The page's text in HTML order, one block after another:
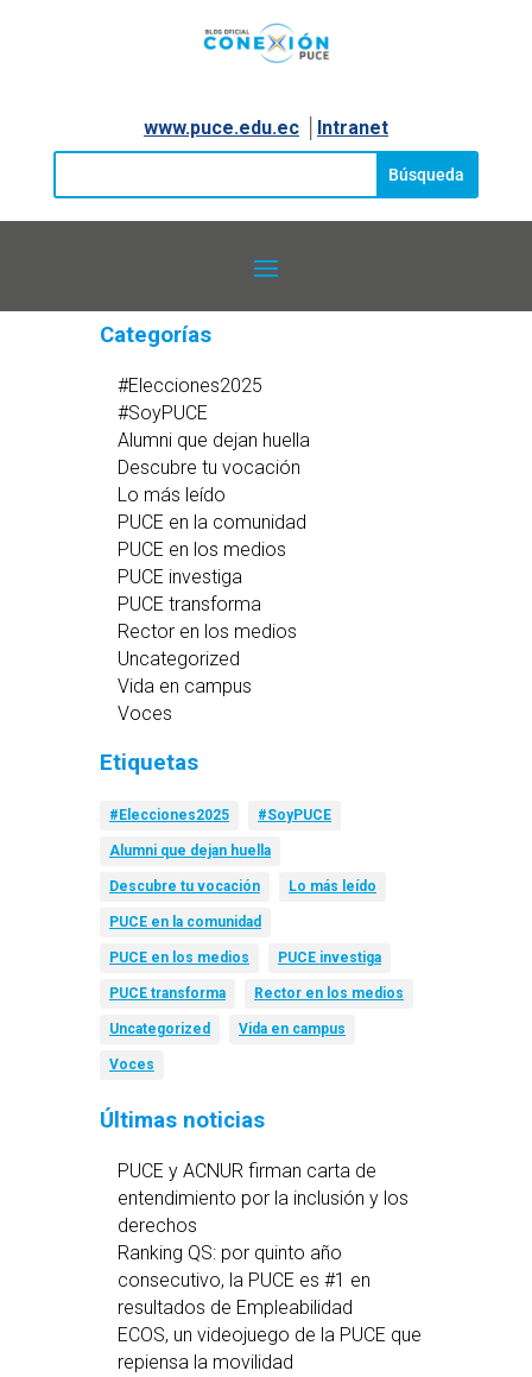
www.puce.edu.ec│ Intranet
Categorías
#Elecciones2025
#SoyPUCE
Alumni que dejan huella
Descubre tu vocación
Lo más leído
PUCE en la comunidad
PUCE en los medios
PUCE investiga
PUCE transforma
Rector en los medios
Uncategorized
Vida en campus
Voces
Etiquetas
#Elecciones2025 #SoyPUCE
Alumni que dejan huella
Descubre tu vocación Lo más leído
PUCE en la comunidad
PUCE en los medios PUCE investiga
PUCE transforma Rector en los medios
Uncategorized Vida en campus
Voces
Últimas noticias
PUCE y ACNUR firman carta de
entendimiento por la inclusión y los
derechos
Ranking QS: por quinto año
consecutivo, la PUCE es #1 en
resultados de Empleabilidad
ECOS, un videojuego de la PUCE que
repiensa la movilidad